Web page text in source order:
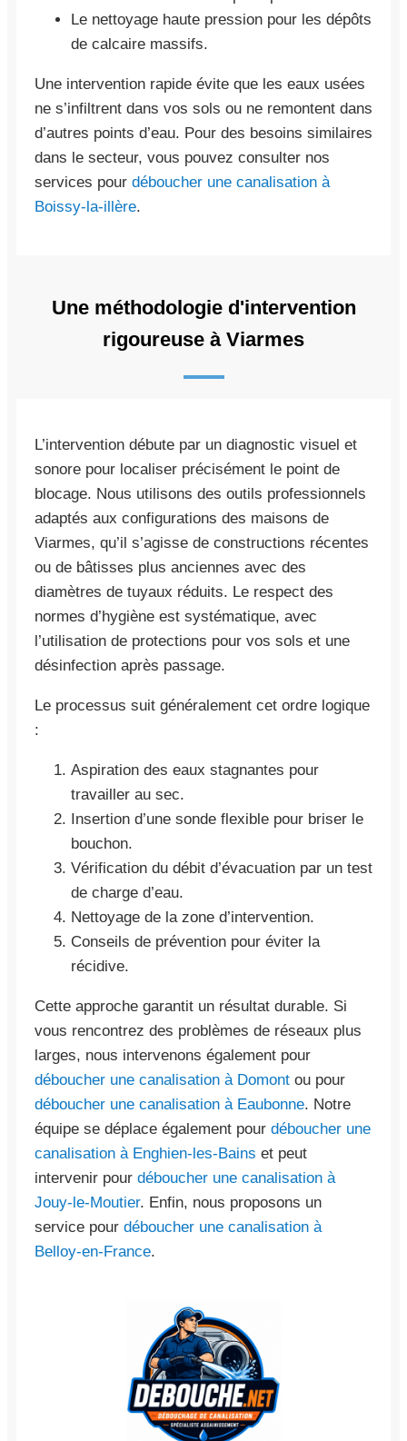
Le nettoyage haute pression pour les dépôts
de calcaire massifs.
Une intervention rapide évite que les eaux usées
ne s’infiltrent dans vos sols ou ne remontent dans
d’autres points d’eau. Pour des besoins similaires
dans le secteur, vous pouvez consulter nos
services pour déboucher une canalisation à
Boissy-la-illère.
Une méthodologie d'intervention
rigoureuse à Viarmes
L’intervention débute par un diagnostic visuel et
sonore pour localiser précisément le point de
blocage. Nous utilisons des outils professionnels
adaptés aux configurations des maisons de
Viarmes, qu’il s’agisse de constructions récentes
ou de bâtisses plus anciennes avec des
diamètres de tuyaux réduits. Le respect des
normes d’hygiène est systématique, avec
l’utilisation de protections pour vos sols et une
désinfection après passage.
Le processus suit généralement cet ordre logique
:
Aspiration des eaux stagnantes pour
travailler au sec.
Insertion d’une sonde flexible pour briser le
bouchon.
Vérification du débit d’évacuation par un test
de charge d’eau.
Nettoyage de la zone d’intervention.
Conseils de prévention pour éviter la
récidive.
Cette approche garantit un résultat durable. Si
vous rencontrez des problèmes de réseaux plus
larges, nous intervenons également pour
déboucher une canalisation à Domont ou pour
déboucher une canalisation à Eaubonne. Notre
équipe se déplace également pour déboucher une
canalisation à Enghien-les-Bains et peut
intervenir pour déboucher une canalisation à
Jouy-le-Moutier. Enfin, nous proposons un
service pour déboucher une canalisation à
Belloy-en-France.